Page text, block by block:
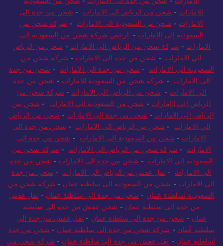
للامارات - شحن من الرياض الى الامارات - شحن من جدة الى
الامارات - شحن من السعودية الي الامارات - شركة شحن من
السعودية إلى الإمارات - ارخص شركة شحن من السعودية الى
الامارات - شركة شحن من الرياض الي الامارات - شحن من الرياض
الي الامارات - شحن من جدة الى الامارات - شركة شحن من
السعودية الى الامارات - شحن من جدة الى الامارات - شحن من جدة
الى الامارات - شركة شحن من السعودية للامارات - شحن من جدة
الى الامارات - شحن من الرياض الى الامارات - شركة شحن من
الرياض إلى الإمارات - شحن من السعودية الى الامارات - شحن من
الرياض الى الامارات - شحن من جدة الى الامارات - شحن من الرياض
الي الامارات - شحن من الرياض الى الامارات - شحن من جدة الى
الامارات - شحن من السعودية الى الامارات - شحن من جدة الى
الامارات - شركة شحن من الرياض الي الامارات - شركة شحن من
السعودية الي الامارات - شحن من جدة الى الامارات - شحن من جدة
الى الامارات - نقل عفش من الرياض الى الامارات - شحن من جدة
الى الامارات - شحن من السعودية الى سلطنة عمان - شركة شحن من
السعودية لسلطنة عمان - شحن من جدة الي سلطنة عمان - نقل عفش
من جدة الى سلطنة عمان - شحن عفش من جدة الى سلطنة
عمان - شحن من جدة الى سلطنة عمان - نقل عفش من جدة الى
سلطنة عُمان - شركة شحن من جدة الى سلطنة عمان - شحن من جدة
لسلطنة عمان - نقل عفش من جدة الي سلطنة عمان - شركة شحن من